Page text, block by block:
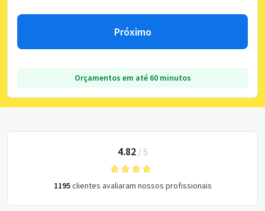
Próximo
Orçamentos em até 60 minutos
4.82/ 5
1195clientes avaliaram nossos profissionais